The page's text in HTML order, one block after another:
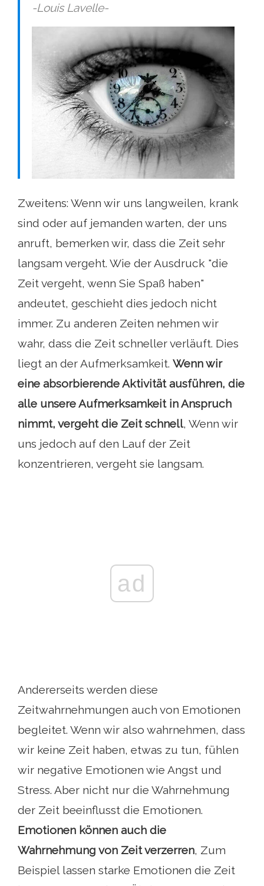
-Louis Lavelle-
Zweitens: Wenn wir uns langweilen, krank
sind oder auf jemanden warten, der uns
anruft, bemerken wir, dass die Zeit sehr
langsam vergeht. Wie der Ausdruck "die
Zeit vergeht, wenn Sie Spaß haben"
andeutet, geschieht dies jedoch nicht
immer. Zu anderen Zeiten nehmen wir
wahr, dass die Zeit schneller verläuft. Dies
liegt an der Aufmerksamkeit. Wenn wir
eine absorbierende Aktivität ausführen, die
alle unsere Aufmerksamkeit in Anspruch
nimmt, vergeht die Zeit schnell, Wenn wir
uns jedoch auf den Lauf der Zeit
konzentrieren, vergeht sie langsam.
ad
Andererseits werden diese
Zeitwahrnehmungen auch von Emotionen
begleitet. Wenn wir also wahrnehmen, dass
wir keine Zeit haben, etwas zu tun, fühlen
wir negative Emotionen wie Angst und
Stress. Aber nicht nur die Wahrnehmung
der Zeit beeinflusst die Emotionen.
Emotionen können auch die
Wahrnehmung von Zeit verzerren, Zum
Beispiel lassen starke Emotionen die Zeit